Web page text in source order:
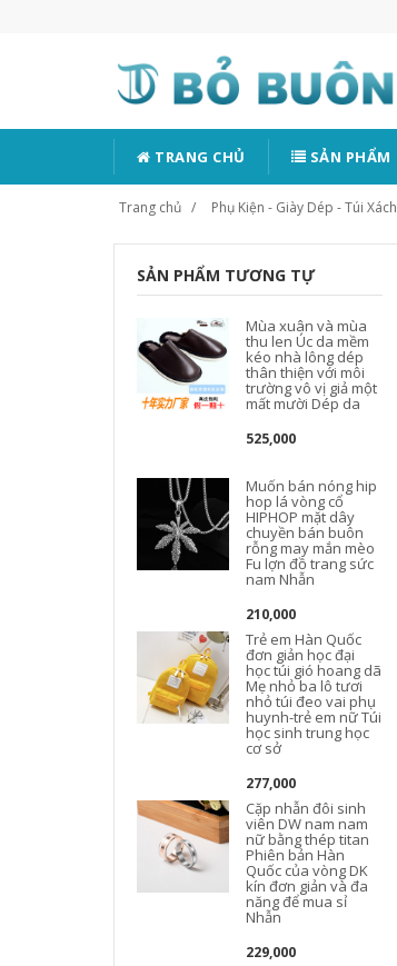
TRANG CHỦ SẢN PHẨM
Trang chủ Phụ Kiện - Giày Dép - Túi Xách
SẢN PHẨM TƯƠNG TỰ
Mùa xuân và mùa
thu len Úc da mềm
kéo nhà lông dép
thân thiện với môi
trường vô vị giả một
mất mười Dép da
525,000
Muốn bán nóng hip
hop lá vòng cổ
HIPHOP mặt dây
chuyền bán buôn
rỗng may mắn mèo
Fu lợn đồ trang sức
nam Nhẫn
210,000
Trẻ em Hàn Quốc
đơn giản học đại
học túi gió hoang dã
Mẹ nhỏ ba lô tươi
nhỏ túi đeo vai phụ
huynh-trẻ em nữ Túi
học sinh trung học
cơ sở
277,000
Cặp nhẫn đôi sinh
viên DW nam nam
nữ bằng thép titan
Phiên bản Hàn
Quốc của vòng DK
kín đơn giản và đa
năng để mua sỉ
Nhẫn
229,000